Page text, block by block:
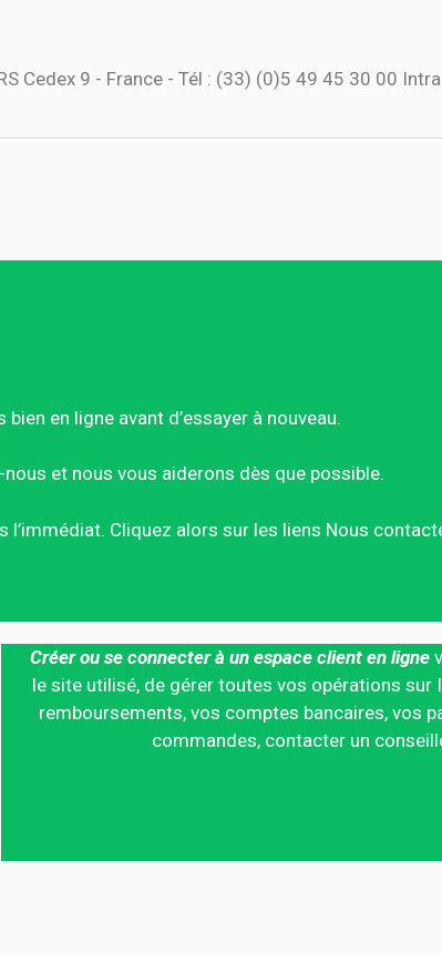
Cedex 9 - France - Tél : (33) (0)5 49 45 30 00
en ligne avant d’essayer à nouveau.
et nous vous aiderons dès que possible.
l’immédiat. Cliquez alors sur les liens Nous
Créer ou se connecter à un espace client en ligne
le site utilisé, de gérer toutes vos opérations sur
remboursements, vos comptes bancaires, vos
commandes, contacter un